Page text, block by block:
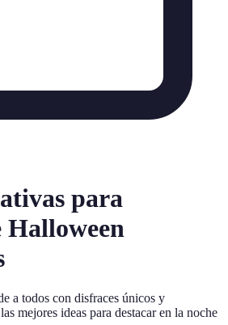
para
Halloween
a todos con disfraces únicos y
mejores ideas para destacar en la noche